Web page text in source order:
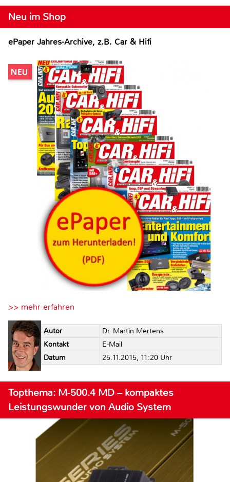
Neu im Shop
ePaper Jahres-Archive, z.B. Car & Hifi
>> mehr erfahren
Autor
Dr. Martin Mertens
Kontakt
E-Mail
Datum
25.11.2015, 11:20 Uhr
Topthema: M-500.4 MD – kompaktes
Leistungswunder von Audio System